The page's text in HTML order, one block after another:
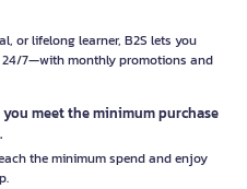
or lifelong learner, B2S lets you
7—with monthly promotions and
meet the minimum purchase
the minimum spend and enjoy